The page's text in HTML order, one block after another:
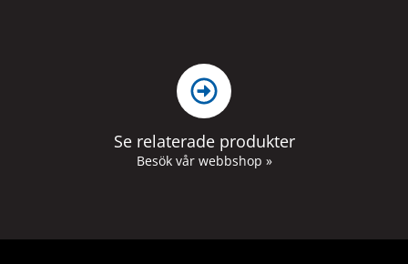
Se relaterade produkter
Besök vår webbshop »